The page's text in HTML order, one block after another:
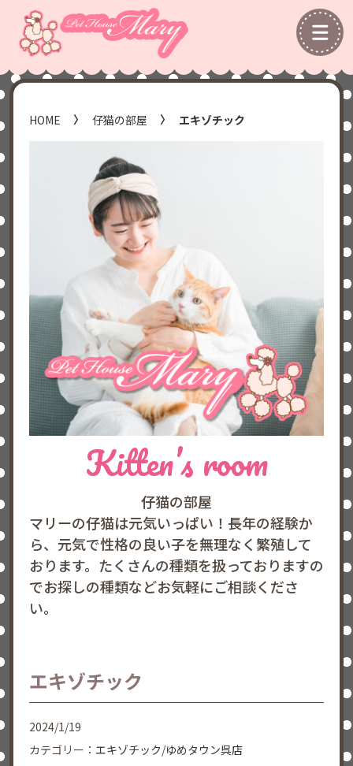
HOME 仔猫の部屋 エキゾチック
Kitten’s room
仔猫の部屋
マリーの仔猫は元気いっぱい！長年の経験か
ら、元気で性格の良い子を無理なく繁殖して
おります。たくさんの種類を扱っておりますの
でお探しの種類などお気軽にご相談くださ
い。
エキゾチック
2024/1/19
カテゴリー： エキゾチック/ゆめタウン呉店